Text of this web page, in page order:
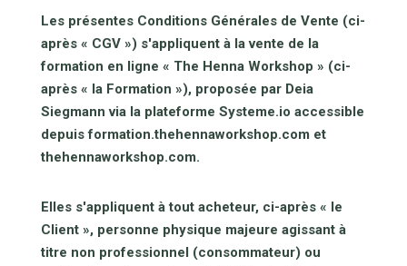
Les présentes Conditions Générales de Vente (ci-
après « CGV ») s'appliquent à la vente de la
formation en ligne « The Henna Workshop » (ci-
après « la Formation »), proposée par Deia
Siegmann via la plateforme Systeme.io accessible
depuis formation.thehennaworkshop.com et
thehennaworkshop.com.
Elles s'appliquent à tout acheteur, ci-après « le
Client », personne physique majeure agissant à
titre non professionnel (consommateur) ou